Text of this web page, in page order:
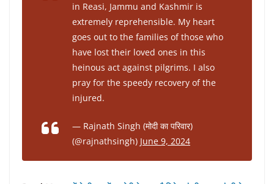
in Reasi, Jammu and Kashmir is
extremely reprehensible. My heart
goes out to the families of those who
have lost their loved ones in this
heinous act against pilgrims. I also
pray for the speedy recovery of the
injured.
— Rajnath Singh (मोदी का परिवार)
(@rajnathsingh) June 9, 2024